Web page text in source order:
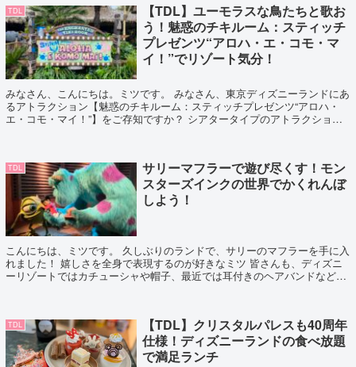
TDL
【TDL】ユーモラスな鳥たちと歌お
う！魅惑のチキルーム：スティッチ
プレゼンツ“アロハ・エ・コモ・マ
イ！”でリゾート気分！
みなさん、こんにちは。ミツです。 みなさん、東京ディズニーランドにあ
るアトラクション【魅惑のチキルーム：スティッチプレゼンツ“アロハ・
エ・コモ・マイ！”】をご存知ですか？ シアタータイプのアトラクション
TDL
サリーマフラーで遊び尽くす！モン
スターズインクの世界でかくれんぼ
しよう！
こんにちは、ミツです。 久しぶりのランドで、サリーのマフラーを手に入
れました！ 嬉しさを全身で表現するのが好きなミツ 皆さんも、ディズニ
ーリゾートではカチューシャや帽子、最近では耳付きのヘアバンドなど付
TDL
【TDL】クリスタルパレスも40周年
仕様！ディズニーランドの食べ放題
で満足ランチ